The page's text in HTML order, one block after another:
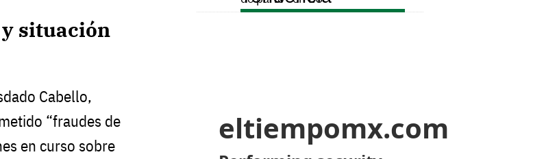
situación
Cabello,
“fraudes de
en curso sobre